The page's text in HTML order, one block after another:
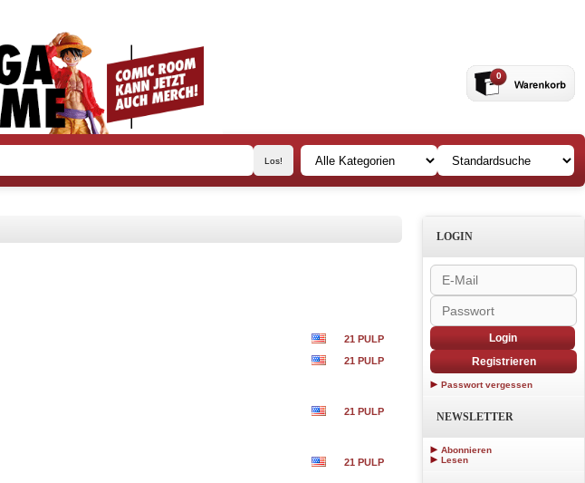
0
21 PULP
21 PULP
21 PULP
21 PULP
LOGIN
Login
Registrieren
Passwort vergessen
NEWSLETTER
Abonnieren
Lesen